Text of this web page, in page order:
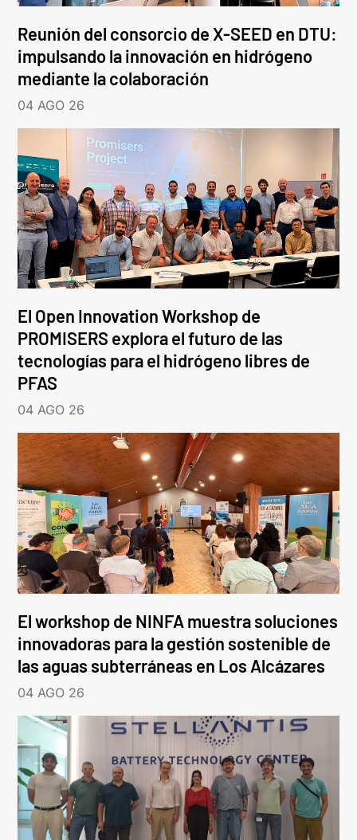
Reunión del consorcio de X-SEED en DTU:
impulsando la innovación en hidrógeno
mediante la colaboración
04 AGO 26
El Open Innovation Workshop de
PROMISERS explora el futuro de las
tecnologías para el hidrógeno libres de
PFAS
04 AGO 26
El workshop de NINFA muestra soluciones
innovadoras para la gestión sostenible de
las aguas subterráneas en Los Alcázares
04 AGO 26